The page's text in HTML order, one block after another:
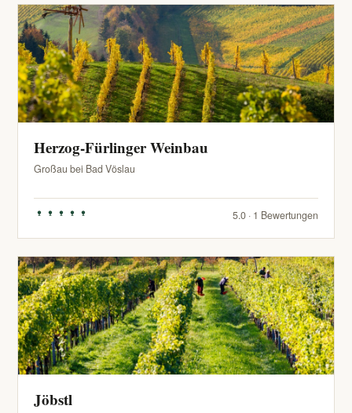
Herzog-Fürlinger Weinbau
Großau bei Bad Vöslau
5.0 · 1 Bewertungen
Jöbstl